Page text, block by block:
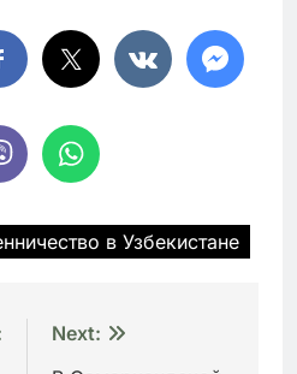
в Узбекистане
Next: